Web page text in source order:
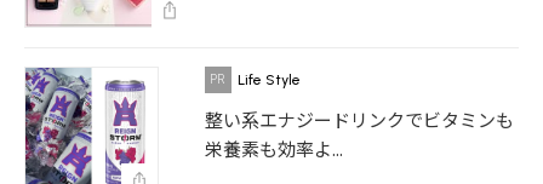
Life Style
整い系エナジードリンクでビタミンも
栄養素も効率よ...